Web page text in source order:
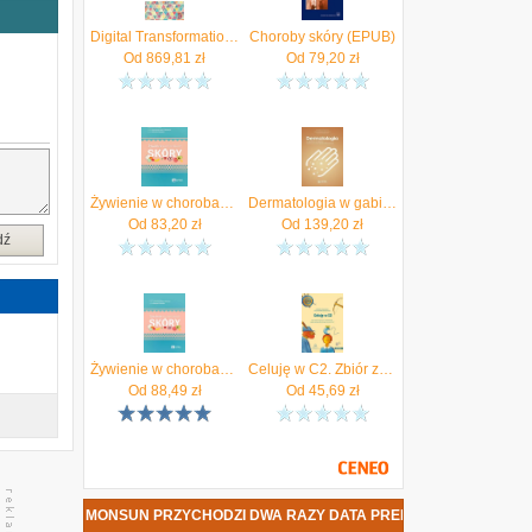
Digital Transformation in the Recording Industry
Od 869,81 zł
Choroby skóry (EPUB)
Od 79,20zł
Żywienie w chorobach skóry
Od 83,20zł
Dermatologia w gabinecie lekarza Podstawowej Opieki Zdrowotnej
Od 139,20 zł
Żywienie w chorobach skóry
Od 88,49 zł
Celuję w C2. Zbiór zadań do egzaminu certyfikatowego z języka polskiego jako obcego na poziomie C2 - Anna Butcher, Iwona Janowska, Grażyna Przechodzka
Od 45,69 zł
- MONSUN PRZYCHODZI DWA RAZY DATA PREMIERY